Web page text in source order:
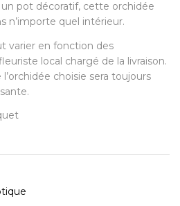
pot décoratif, cette orchidée
n’importe quel intérieur.
varier en fonction des
local chargé de la livraison.
choisie sera toujours